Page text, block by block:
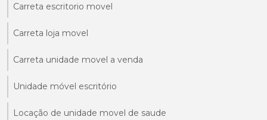
Carreta escritorio movel
Carreta loja movel
Carreta unidade movel a venda
Unidade móvel escritório
Locação de unidade movel de saude